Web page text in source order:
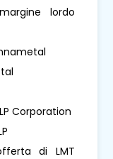
lordo
Corporation
di LMT